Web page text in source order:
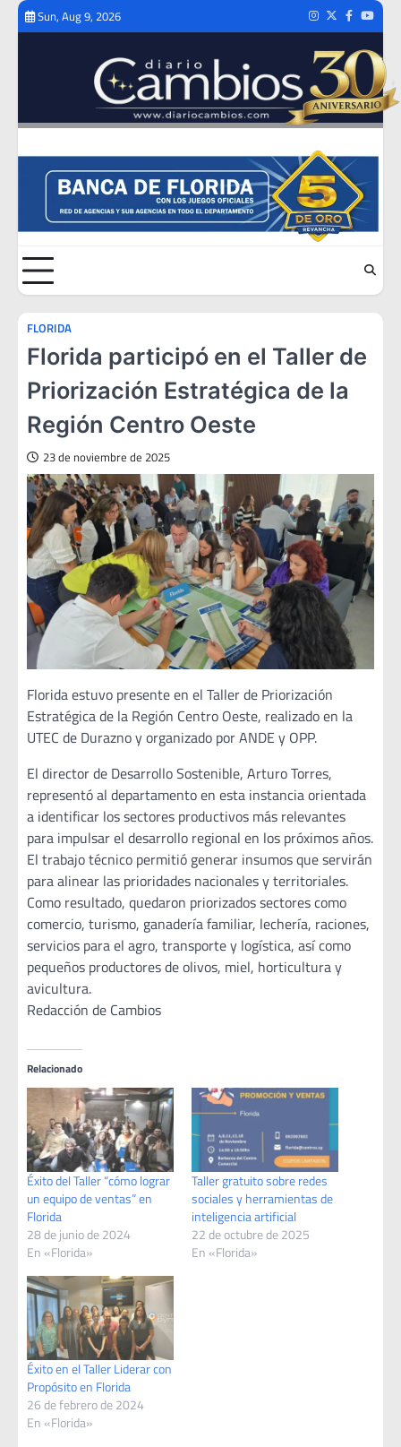
Skip
Sun, Aug 9, 2026 Instagram
TwitterFacebook
FLORIDA
Florida participó en el Taller de
Priorización Estratégica de la
Región Centro Oeste
23 de noviembre de 2025
Florida estuvo presente en el Taller de Priorización
Estratégica de la Región Centro Oeste, realizado en la
UTEC de Durazno y organizado por ANDE y OPP.
El director de Desarrollo Sostenible, Arturo Torres,
representó al departamento en esta instancia orientada
a identificar los sectores productivos más relevantes
para impulsar el desarrollo regional en los próximos años.
El trabajo técnico permitió generar insumos que servirán
para alinear las prioridades nacionales y territoriales.
Como resultado, quedaron priorizados sectores como
comercio, turismo, ganadería familiar, lechería, raciones,
servicios para el agro, transporte y logística, así como
pequeños productores de olivos, miel, horticultura y
avicultura.
Redacción de Cambios
Relacionado
Éxito del Taller “cómo lograr
un equipo de ventas” en
Florida
28 de junio de 2024
En «Florida»
Taller gratuito sobre redes
sociales y herramientas de
inteligencia artificial
22 de octubre de 2025
En «Florida»
Éxito en el Taller Liderar con
Propósito en Florida
26 de febrero de 2024
En «Florida»